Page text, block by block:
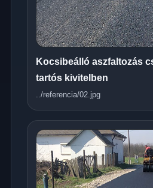
Kocsibeálló aszfaltozás
tartós kivitelben
../referencia/02.jpg